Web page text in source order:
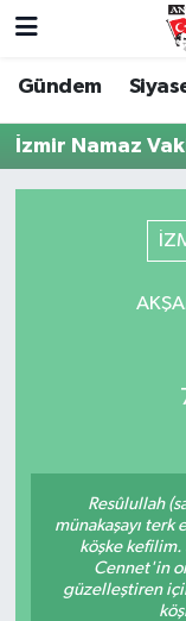
Gündem
İzmir Namaz
Resûlullah
münakaşayı
köşke kefilim.
Cennet'in
güzelleştiren
Gündem
Siyaset
Dünya
Eğitim
Nöbetçi
Hava
Tüm
Son Dakika